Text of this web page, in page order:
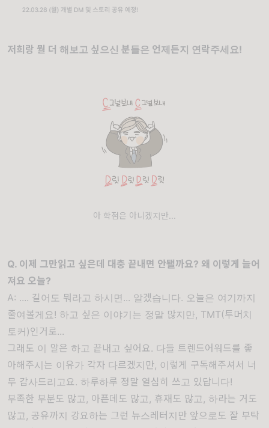
저희랑 뭘 더 해보고 싶으신 분들은 언제든지 연락주세요!
아 학점은 아니겠지만...
Q. 이제 그만읽고 싶은데 대충 끝내면 안됄까요? 왜 이렇게 늘어
져요 오늘?
A: .... 길어도 뭐라고 하시면... 알겠습니다. 오늘은 여기까지
줄여볼게요! 하고 싶은 이야기는 정말 많지만, TMT(투머치
토커)인거로...
그래도 이 말은 하고 끝내고 싶어요. 다들 트렌드어워드를 좋
아해주시는 이유가 각자 다르겠지만, 이렇게 구독해주셔서 너
무 감사드리고요. 하루하루 정말 열심히 쓰고 있답니다!
부족한 부분도 많고, 아픈데도 많고, 휴재도 많고, 하라는 거도
많고, 공유까지 강요하는 그런 뉴스레터지만 앞으로도 잘 부탁